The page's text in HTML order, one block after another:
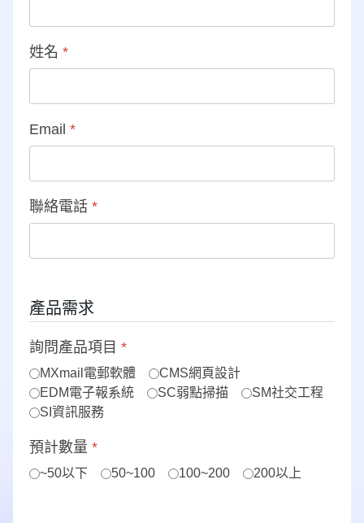
姓名 *
Email *
聯絡電話 *
產品需求
詢問產品項目 *
MXmail電郵軟體
CMS網頁設計
EDM電子報系統
SC弱點掃描
SM社交工程
SI資訊服務
預計數量 *
~50以下 50~100 100~200 200以上